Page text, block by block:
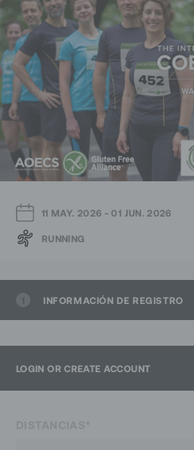
11 MAY. 2026 -01 JUN. 2026
RUNNING
INFORMACIÓN DE REGISTRO
LOGIN OR CREATE ACCOUNT